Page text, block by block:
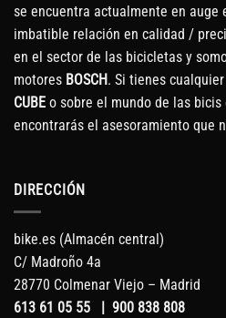
se encuentra actualmente en auge
imbatible relación en calidad /
en el sector de las bicicletas y
motores BOSCH. Si tienes
CUBE o sobre el mundo de las
encontrarás el asesoramiento que
DIRECCIÓN
bike.es (Almacén central)
C/ Madroño 4a
28770 Colmenar Viejo – Madrid
613 61 05 55
900 838 808